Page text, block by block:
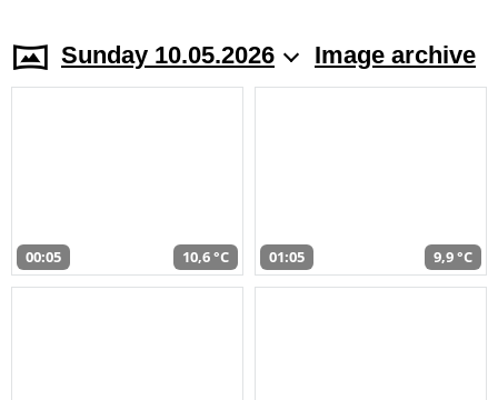
Sunday 10.05.2026 Image archive
00:05 10,6 °C 01:05 9,9 °C